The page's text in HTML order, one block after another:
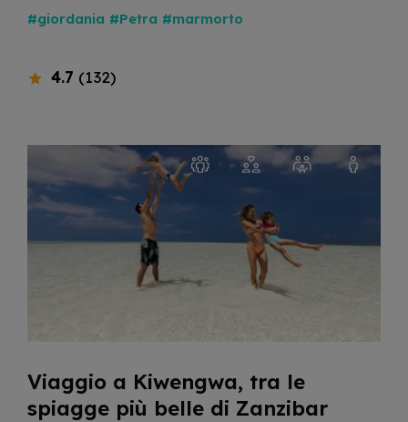
#giordania #Petra #marmorto
4.7 (132)
Viaggio a Kiwengwa, tra le
spiagge più belle di Zanzibar